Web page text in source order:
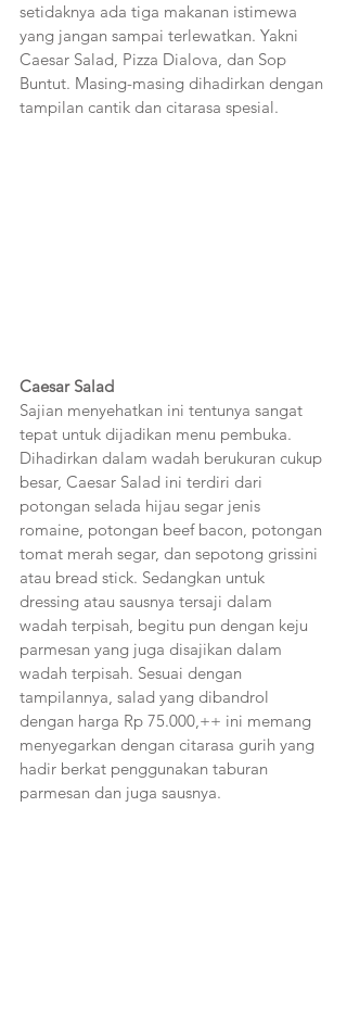
setidaknya ada tiga makanan istimewa
yang jangan sampai terlewatkan. Yakni
Caesar Salad, Pizza Dialova, dan Sop
Buntut. Masing-masing dihadirkan dengan
tampilan cantik dan citarasa spesial.
Caesar Salad
Sajian menyehatkan ini tentunya sangat
tepat untuk dijadikan menu pembuka.
Dihadirkan dalam wadah berukuran cukup
besar, Caesar Salad ini terdiri dari
potongan selada hijau segar jenis
romaine, potongan beef bacon, potongan
tomat merah segar, dan sepotong grissini
atau bread stick. Sedangkan untuk
dressing atau sausnya tersaji dalam
wadah terpisah, begitu pun dengan keju
parmesan yang juga disajikan dalam
wadah terpisah. Sesuai dengan
tampilannya, salad yang dibandrol
dengan harga Rp 75.000,++ ini memang
menyegarkan dengan citarasa gurih yang
hadir berkat penggunakan taburan
parmesan dan juga sausnya.